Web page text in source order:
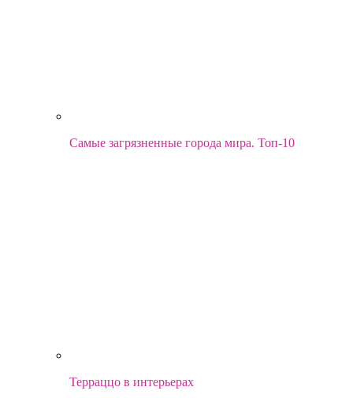
Самые загрязненные города мира. Топ-10
Терраццо в интерьерах